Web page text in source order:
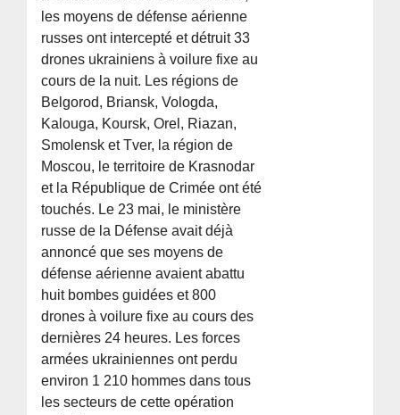
les moyens de défense aérienne
russes ont intercepté et détruit 33
drones ukrainiens à voilure fixe au
cours de la nuit. Les régions de
Belgorod, Briansk, Vologda,
Kalouga, Koursk, Orel, Riazan,
Smolensk et Tver, la région de
Moscou, le territoire de Krasnodar
et la République de Crimée ont été
touchés. Le 23 mai, le ministère
russe de la Défense avait déjà
annoncé que ses moyens de
défense aérienne avaient abattu
huit bombes guidées et 800
drones à voilure fixe au cours des
dernières 24 heures. Les forces
armées ukrainiennes ont perdu
environ 1 210 hommes dans tous
les secteurs de cette opération